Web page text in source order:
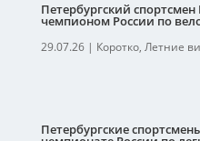
Петербургский
чемпионом России по
29.07.26| Коротко, Летние
Петербургские